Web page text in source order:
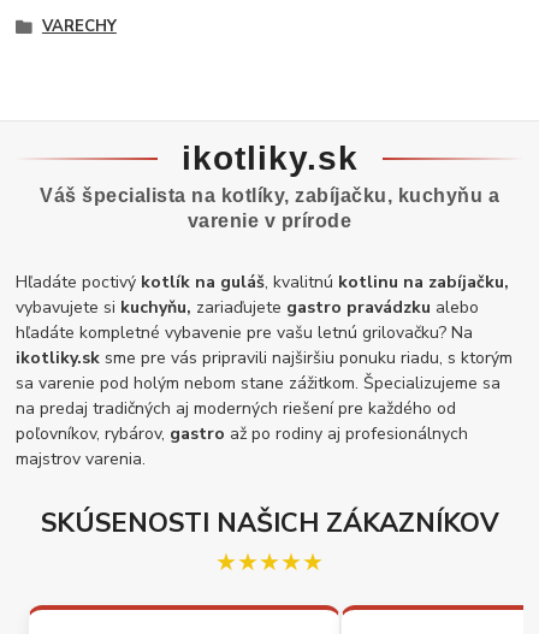
VARECHY
ikotliky.sk
Váš špecialista na kotlíky, zabíjačku, kuchyňu a
varenie v prírode
Hľadáte poctivý kotlík na guláš, kvalitnú kotlinu na zabíjačku,
vybavujete si kuchyňu, zariaďujete gastro pravádzku alebo
hľadáte kompletné vybavenie pre vašu letnú grilovačku? Na
ikotliky.sk sme pre vás pripravili najširšiu ponuku riadu, s ktorým
sa varenie pod holým nebom stane zážitkom. Špecializujeme sa
na predaj tradičných aj moderných riešení pre každého od
poľovníkov, rybárov, gastro až po rodiny aj profesionálnych
majstrov varenia.
SKÚSENOSTI NAŠICH ZÁKAZNÍKOV
★★★★★